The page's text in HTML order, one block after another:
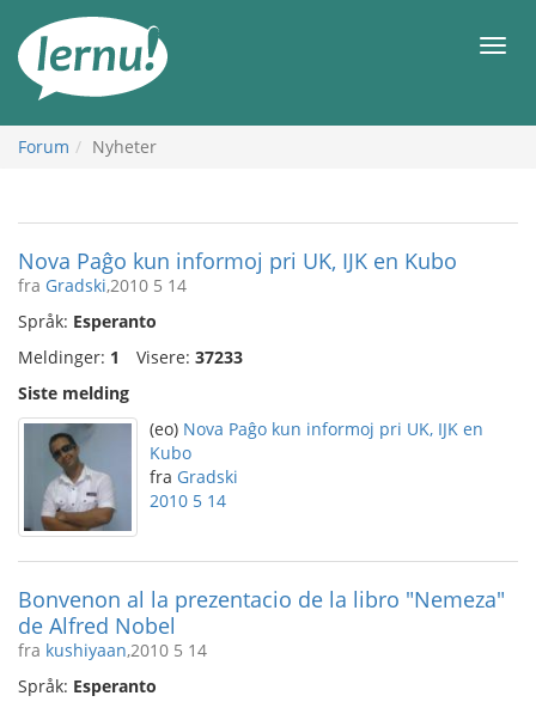
innholdet
Meny
Forum Nyheter
Nova Paĝo kun informoj pri UK, IJK en Kubo
fra Gradski,2010 5 14
Språk: Esperanto
Meldinger: 1 Visere: 37233
Siste melding
(eo) Nova Paĝo kun informoj pri UK, IJK en
Kubo
fra Gradski
2010 5 14
Bonvenon al la prezentacio de la libro "Nemeza"
de Alfred Nobel
fra kushiyaan,2010 5 14
Språk: Esperanto